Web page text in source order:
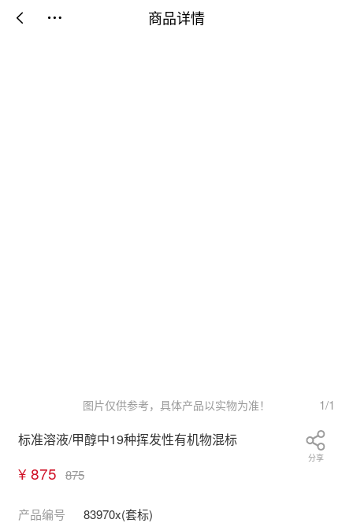
商品详情
 
图片仅供参考，具体产品以实物为准！ 1/1
标准溶液/甲醇中19种挥发性有机物混标
¥ 875 875
分享
产品编号 83970x(套标)